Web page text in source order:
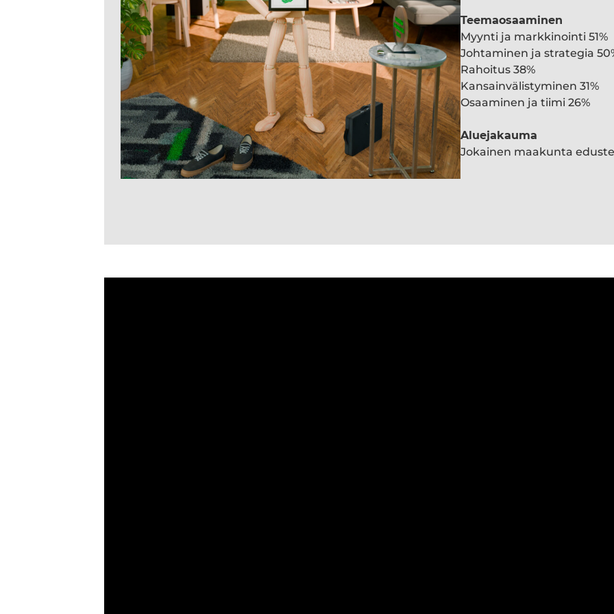
Teemaosaaminen
Myynti ja markkinointi 51%
Johtaminen ja strategia
Rahoitus 38%
Kansainvälistyminen 31%
Osaaminen ja tiimi 26%
Aluejakauma
Jokainen maakunta